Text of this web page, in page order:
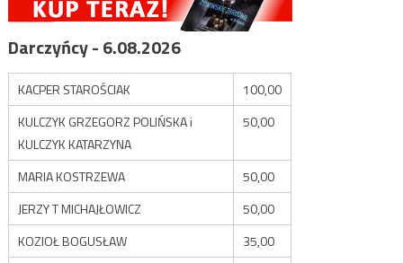
Darczyńcy - 6.08.2026
KACPER STAROŚCIAK
100,00
KULCZYK GRZEGORZ POLIŃSKA i
KULCZYK KATARZYNA
50,00
MARIA KOSTRZEWA
50,00
JERZY T MICHAJŁOWICZ
50,00
KOZIOŁ BOGUSŁAW
35,00